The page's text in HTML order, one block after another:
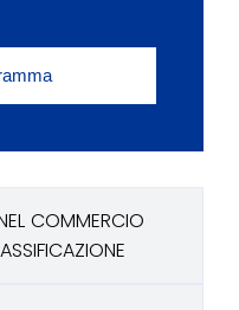
COMMERCIO